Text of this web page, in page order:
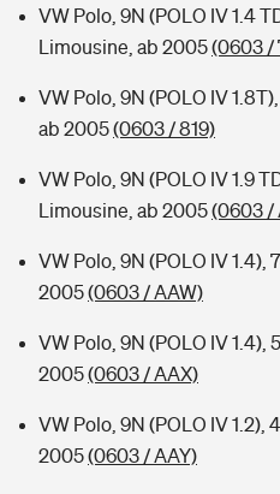
VW Polo, 9N (POLO IV 1.4
Limousine, ab 2005(0603 /
VW Polo, 9N (POLO IV
ab 2005(0603 / 819)
VW Polo, 9N (POLO IV 1.9
Limousine, ab 2005(0603 /
VW Polo, 9N (POLO IV 1.4),
2005(0603 / AAW)
VW Polo, 9N (POLO IV 1.4),
2005(0603 / AAX)
VW Polo, 9N (POLO IV 1.2),
2005(0603 / AAY)